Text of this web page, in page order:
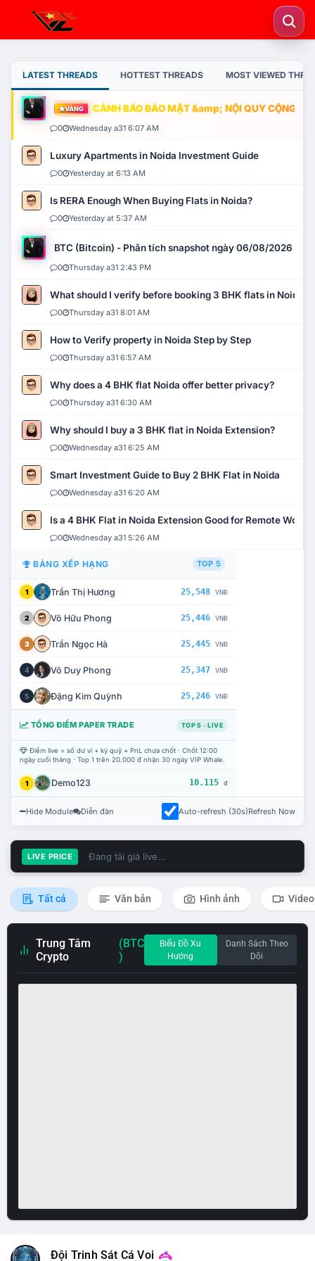
LATEST THREADS HOTTEST THREADS MOST VIEWED
VÀNG CẢNH BÁO BẢO MẬT &amp; NỘI QUY CỘNG
0 Wednesday a31 6:07 AM
Luxury Apartments in Noida Investment Guide
0 Yesterday at 6:13 AM
Is RERA Enough When Buying Flats in Noida?
0 Yesterday at 5:37 AM
BTC (Bitcoin) - Phân tích snapshot ngày 06/08/2026
0 Thursday a31 2:43 PM
What should I verify before booking 3 BHK flats in Noida?
0 Thursday a31 8:01 AM
How to Verify property in Noida Step by Step
0 Thursday a31 6:57 AM
Why does a 4 BHK flat Noida offer better privacy?
0 Thursday a31 6:30 AM
Why should I buy a 3 BHK flat in Noida Extension?
0 Wednesday a31 6:25 AM
Smart Investment Guide to Buy 2 BHK Flat in Noida
0 Wednesday a31 6:20 AM
Is a 4 BHK Flat in Noida Extension Good for Remote Work?
0 Wednesday a31 5:26 AM
BẢNG XẾP HẠNG TOP 5
1 Trần Thị Hương 25,548 VNĐ
2 Võ Hữu Phong 25,446 VNĐ
3 Trần Ngọc Hà 25,445 VNĐ
4 Võ Duy Phong 25,347 VNĐ
5 Đặng Kim Quỳnh 25,246 VNĐ
TỔNG ĐIỂM PAPER TRADE TOP 5 · LIVE
Điểm live = số dư ví + ký quỹ + PnL chưa chốt · Chốt 12:00
ngày cuối tháng · Top 1 trên 20.000 đ nhận 30 ngày VIP Whale.
1 Demo123 10.115 đ
Hide Module Diễn đàn Auto-refresh (30s)Refresh Now
LIVE PRICE Đang tải giá live...
Tất cả Văn bản Hình ảnh Video
Trung Tâm
Crypto
(BTC
)
Biểu Đồ Xu
Hướng
Danh Sách Theo
Dõi
Đội Trinh Sát Cá Voi